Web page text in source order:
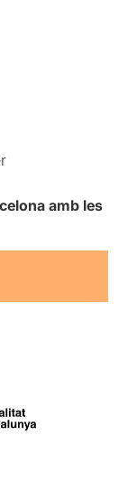
amb les